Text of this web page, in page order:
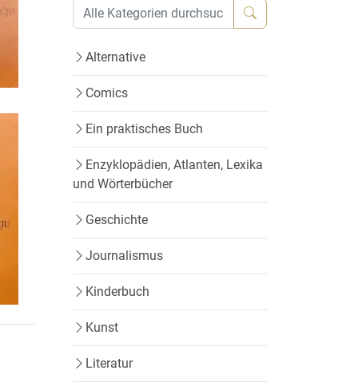
Alternative
Comics
Ein praktisches Buch
Enzyklopädien, Atlanten, Lexika
und Wörterbücher
Geschichte
Journalismus
Kinderbuch
Kunst
Literatur